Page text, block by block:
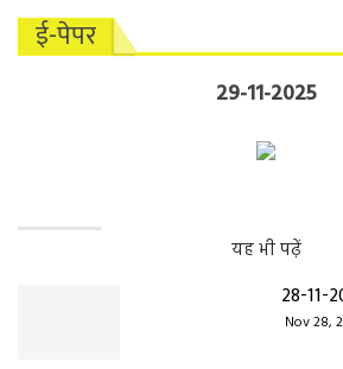
ई-पेपर
29-11-2025
यह भी पढ़ें
28-11-
Nov 28,